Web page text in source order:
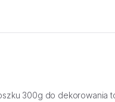
300g do dekorowania